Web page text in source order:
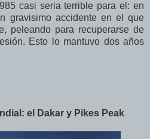
casi seria terrible para el: en
gravisimo accidente en el que
peleando para recuperarse de
Esto lo mantuvo dos años
el Dakar y Pikes Peak